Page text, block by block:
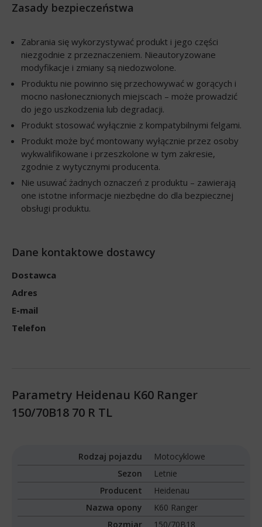
Zasady bezpieczeństwa
Zabrania się wykorzystywać produkt i jego części
niezgodnie z przeznaczeniem. Nieautoryzowane
modyfikacje i zmiany są niedozwolone.
Produktu nie powinno się przechowywać w gorących i
mocno nasłonecznionych miejscach – może prowadzić
do jego uszkodzenia lub degradacji.
Produkt stosować wyłącznie z kompatybilnymi felgami.
Produkt może być montowany wyłącznie przez osoby
wykwalifikowane i przeszkolone w tym zakresie,
zgodnie z wytycznymi producenta.
Nie usuwać żadnych oznaczeń z produktu – zawierają
one istotne informacje niezbędne do dla bezpiecznej
obsługi produktu.
Dane kontaktowe dostawcy
Dostawca
Adres
E-mail
Telefon
Parametry Heidenau K60 Ranger
150/70B18 70 R TL
Rodzaj pojazdu
Motocyklowe
Sezon
Letnie
Producent
Heidenau
Nazwa opony
K60 Ranger
Rozmiar
150/70B18